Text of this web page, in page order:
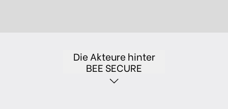
Die Akteure hinter
BEE SECURE